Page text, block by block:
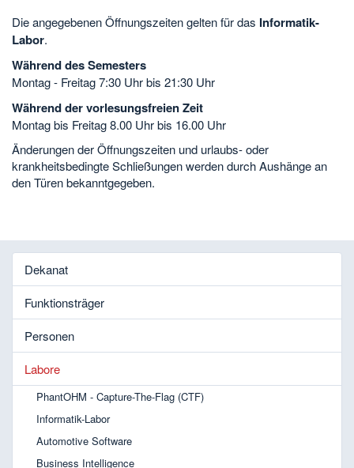
Die angegebenen Öffnungszeiten gelten für das Informatik-
Labor.
Während des Semesters
Montag - Freitag 7:30 Uhr bis 21:30 Uhr
Während der vorlesungsfreien Zeit
Montag bis Freitag 8.00 Uhr bis 16.00 Uhr
Änderungen der Öffnungszeiten und urlaubs- oder
krankheitsbedingte Schließungen werden durch Aushänge an
den Türen bekanntgegeben.
Dekanat
Funktionsträger
Personen
Labore
PhantOHM - Capture-The-Flag (CTF)
Informatik-Labor
Automotive Software
Business Intelligence